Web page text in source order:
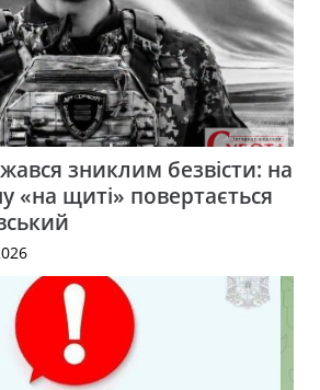
зниклим безвісти: на
щиті» повертається